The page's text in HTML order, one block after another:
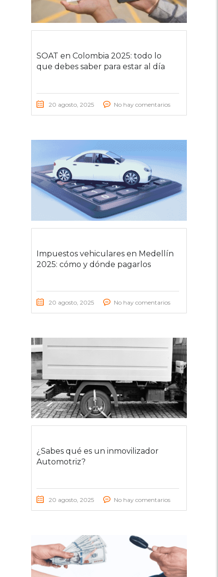
SOAT en Colombia 2025: todo lo
que debes saber para estar al día
20 agosto, 2025 No hay comentarios
Impuestos vehiculares en Medellín
2025: cómo y dónde pagarlos
20 agosto, 2025 No hay comentarios
¿Sabes qué es un inmovilizador
Automotriz?
20 agosto, 2025 No hay comentarios